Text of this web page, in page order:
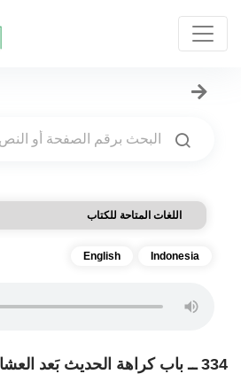
اللغات المتاحة للكتاب
Indonesia
English
334 ــ باب كراهة الحديث بَعد العشاء الآخرة